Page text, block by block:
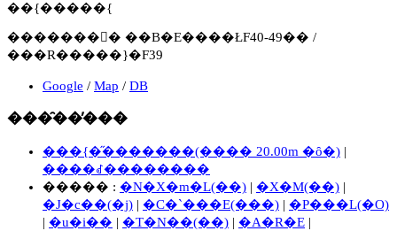
��{�����{
�������񍐏� ��B�E����ŁF40-49�� /
���R�����}�F39
Google / Map / DB
���̑��̕���
���{�̋�������(���� 20.00m �ȏ�) |
����ꂽ��������
����� : �N�X�m�L(��) | �X�M(��) |
�J�c��(�j) | �C�`���E(���) | �P���L(�O)
| �u�i�� | �T�N��(��) | �A�R�E |